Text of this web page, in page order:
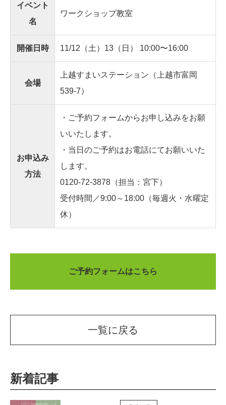
イベント
名
ワークショップ教室
開催日時 11/12（土）13（日） 10:00〜16:00
会場
上越すまいステーション（上越市富岡
539-7）
お申込み
方法
・ご予約フォームからお申し込みをお願
いいたします。
・当日のご予約はお電話にてお願いいた
します。
0120-72-3878 （担当：宮下）
受付時間／9:00～18:00（毎週火・水曜定
休）
ご予約フォームはこちら
一覧に戻る
新着記事